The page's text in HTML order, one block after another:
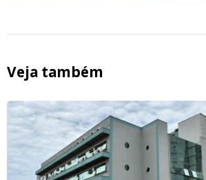
Veja também